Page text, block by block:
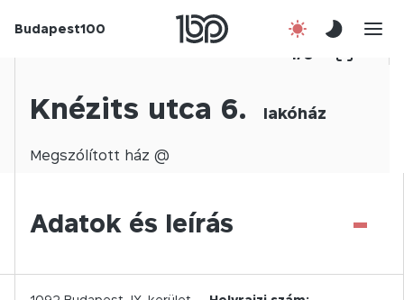
Budapest100
1/ 0
Knézits utca 6. lakóház
Megszólított ház @
Adatok és leírás -